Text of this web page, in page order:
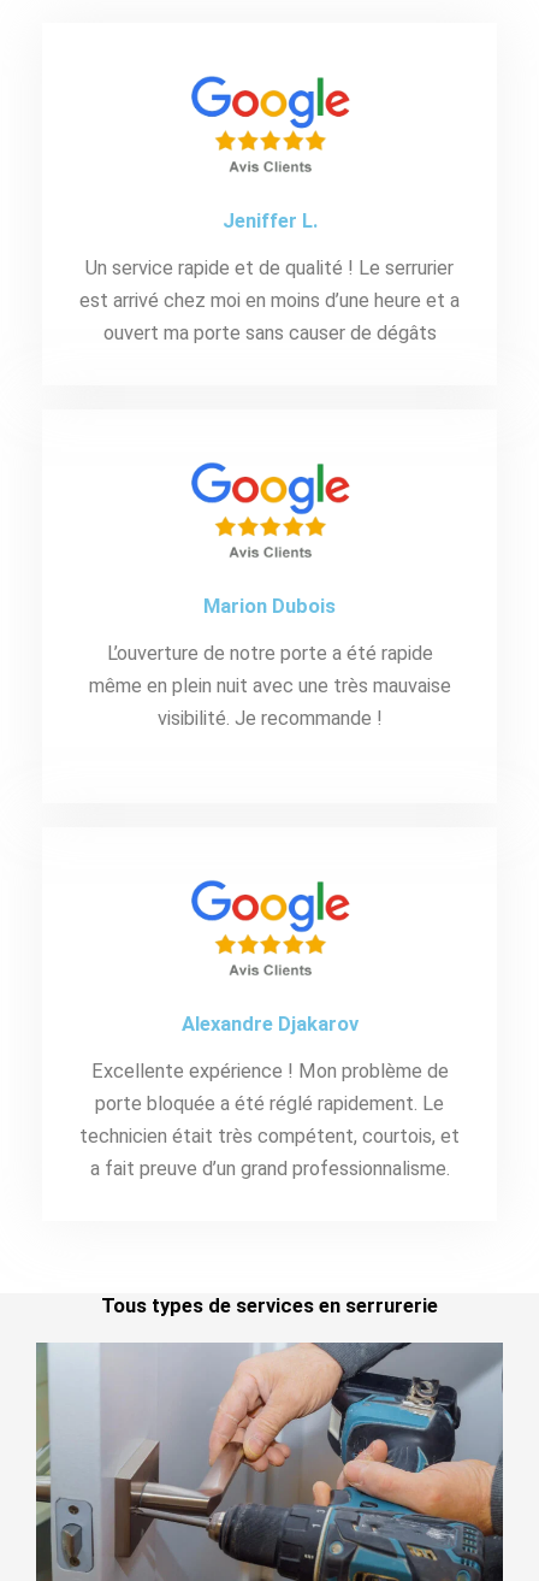
Jeniffer L.
Un service rapide et de qualité ! Le serrurier
est arrivé chez moi en moins d’une heure et a
ouvert ma porte sans causer de dégâts
Marion Dubois
L’ouverture de notre porte a été rapide
même en plein nuit avec une très mauvaise
visibilité. Je recommande !
Alexandre Djakarov
Excellente expérience ! Mon problème de
porte bloquée a été réglé rapidement. Le
technicien était très compétent, courtois, et
a fait preuve d’un grand professionnalisme.
Tous types de services en serrurerie